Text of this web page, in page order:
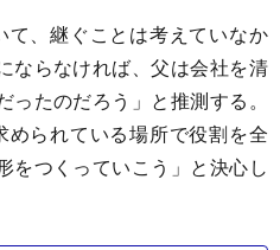
、継ぐことは考えていなか
ならなければ、父は会社を清
たのだろう」と推測する。
られている場所で役割を全
をつくっていこう」と決心し